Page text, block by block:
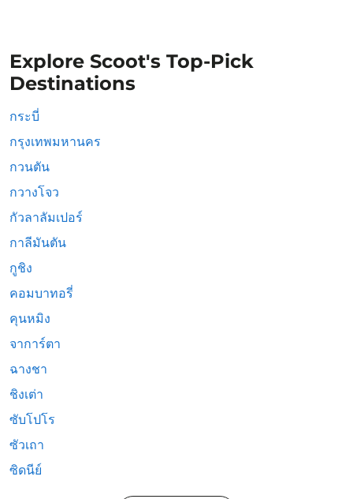
Explore Scoot's Top-Pick
Destinations
กระบี่
กรุงเทพมหานคร
กวนตัน
กวางโจว
กัวลาลัมเปอร์
กาลีมันตัน
กูชิง
คอมบาทอรี่
คุนหมิง
จาการ์ตา
ฉางชา
ชิงเต่า
ซับโปโร
ซัวเถา
ซิดนีย์